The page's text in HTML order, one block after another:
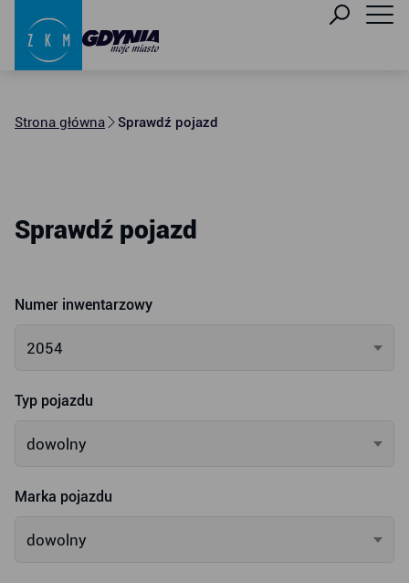
Strona główna Sprawdź pojazd
Sprawdź pojazd
Numer inwentarzowy
2054
Typ pojazdu
dowolny
Marka pojazdu
dowolny